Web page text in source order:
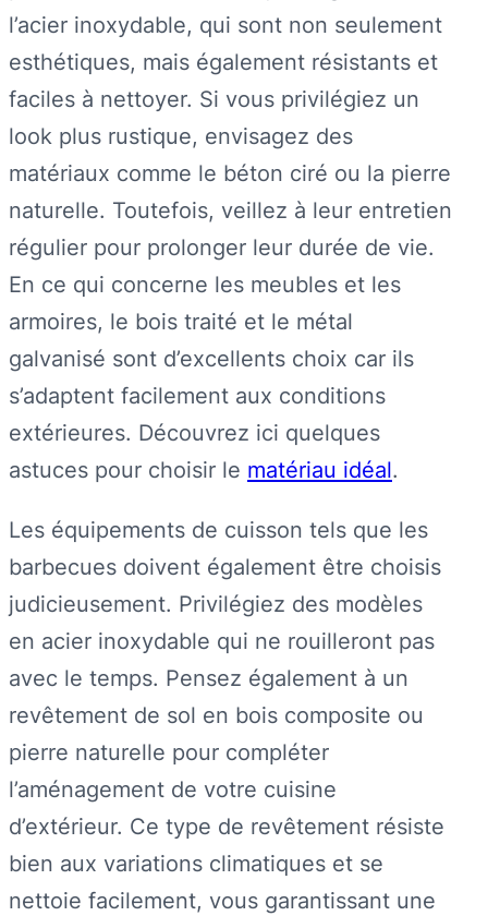
l’acier inoxydable, qui sont non seulement
esthétiques, mais également résistants et
faciles à nettoyer. Si vous privilégiez un
look plus rustique, envisagez des
matériaux comme le béton ciré ou la pierre
naturelle. Toutefois, veillez à leur entretien
régulier pour prolonger leur durée de vie.
En ce qui concerne les meubles et les
armoires, le bois traité et le métal
galvanisé sont d’excellents choix car ils
s’adaptent facilement aux conditions
extérieures. Découvrez ici quelques
astuces pour choisir le matériau idéal.
Les équipements de cuisson tels que les
barbecues doivent également être choisis
judicieusement. Privilégiez des modèles
en acier inoxydable qui ne rouilleront pas
avec le temps. Pensez également à un
revêtement de sol en bois composite ou
pierre naturelle pour compléter
l’aménagement de votre cuisine
d’extérieur. Ce type de revêtement résiste
bien aux variations climatiques et se
nettoie facilement, vous garantissant une